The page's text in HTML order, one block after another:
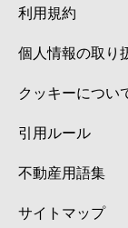
西青木
西青木
利用規約
個人情報の取り
クッキーについ
引用ルール
不動産用語集
サイトマップ